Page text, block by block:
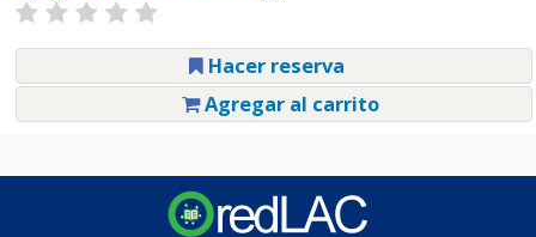
Hacer reserva
Agregar al carrito